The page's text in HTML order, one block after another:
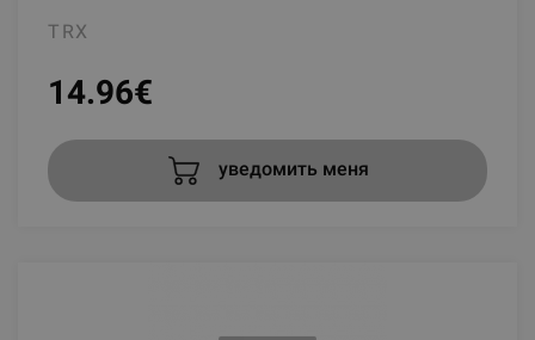
TRX
14.96€
уведомить меня